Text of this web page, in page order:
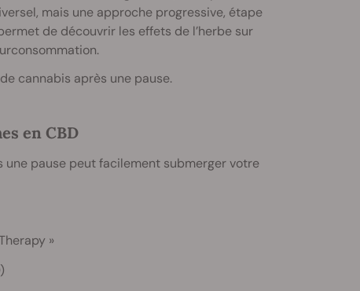
mais une approche progressive, étape
de découvrir les effets de l’herbe sur
cannabis après une pause.
en CBD
pause peut facilement submerger votre
»